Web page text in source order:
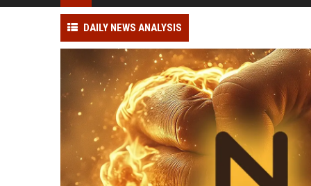
DAILY NEWS ANALYSIS